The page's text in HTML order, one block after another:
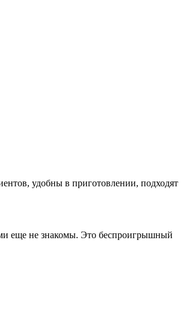
удобны в приготовлении, подходят
еще не знакомы. Это беспроигрышный